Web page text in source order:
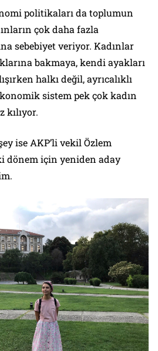
politikaları da toplumun
çok daha fazla
sebebiyet veriyor. Kadınlar
bakmaya, kendi ayakları
halkı değil, ayrıcalıklı
sistem pek çok kadın
kılıyor.
ise AKP’li vekil Özlem
dönem için yeniden aday